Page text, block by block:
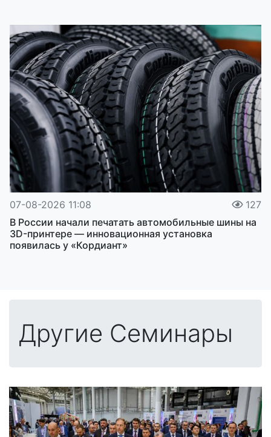
07-08-2026 11:08
127
В России начали печатать автомобильные шины на
3D-принтере — инновационная установка
появилась у «Кордиант»
Другие Семинары